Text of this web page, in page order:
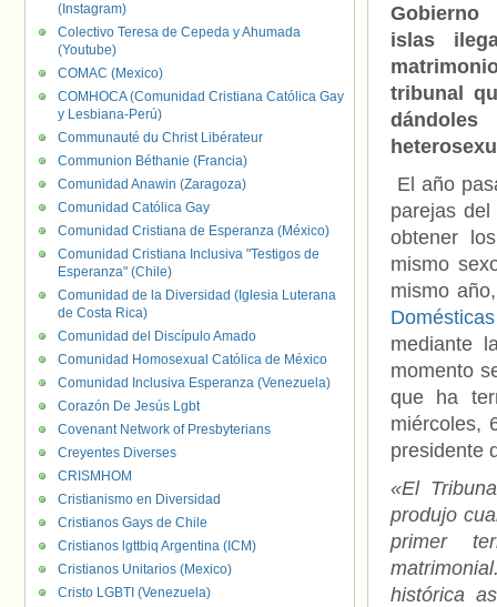
islas
tribunal
El año
parejas
obtener
mismo
mismo
Domésticas
mediante
momento
que ha
miércoles,
presidente
«El
produjo
primer
histórica
(Instagram)
Colectivo Teresa de Cepeda y Ahumada
(Youtube)
COMAC (Mexico)
COMHOCA (Comunidad Cristiana Católica Gay
y Lesbiana-Perú)
Communauté du Christ Libérateur
Communion Béthanie (Francia)
Comunidad Anawin (Zaragoza)
Comunidad Católica Gay
Comunidad Cristiana de Esperanza (México)
Comunidad Cristiana Inclusiva "Testigos de
Esperanza" (Chile)
Comunidad de la Diversidad (Iglesia Luterana
de Costa Rica)
Comunidad del Discípulo Amado
Comunidad Homosexual Católica de México
Comunidad Inclusiva Esperanza (Venezuela)
Corazón De Jesús Lgbt
Covenant Network of Presbyterians
Creyentes Diverses
CRISMHOM
Cristianismo en Diversidad
Cristianos Gays de Chile
Cristianos lgttbiq Argentina (ICM)
Cristianos Unitarios (Mexico)
Cristo LGBTI (Venezuela)